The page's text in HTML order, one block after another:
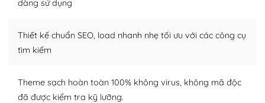
WordPress là nơi lưu trữ cho một diễn đàn cộng đồng
người cuồng tín WordPress.
dàng sử dụng
Thiết kế chuẩn SEO, load nhanh nhẹ tối ưu với các công cụ
tìm kiếm
Theme sạch hoàn toàn 100% không virus, không mã độc
đã được kiểm tra kỹ lưỡng.